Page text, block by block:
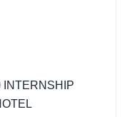
INTERNSHIP